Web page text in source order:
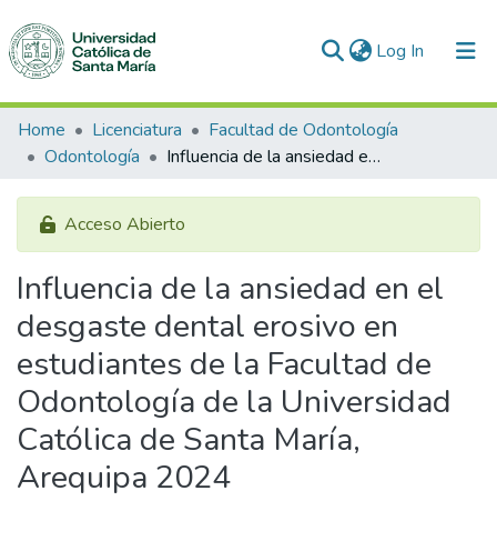
Log In (current)
Communities & Collections
All of DSpace
Statistics
Home Licenciatura
Facultad de Odontología
Odontología
Influencia de la ansiedad en el desgaste dental erosivo en estudiantes de la Facultad de Odontología de la Universidad Católica de Santa María, Arequipa 2024
Acceso Abierto
Influencia de la ansiedad en el
desgaste dental erosivo en
estudiantes de la Facultad de
Odontología de la Universidad
Católica de Santa María,
Arequipa 2024